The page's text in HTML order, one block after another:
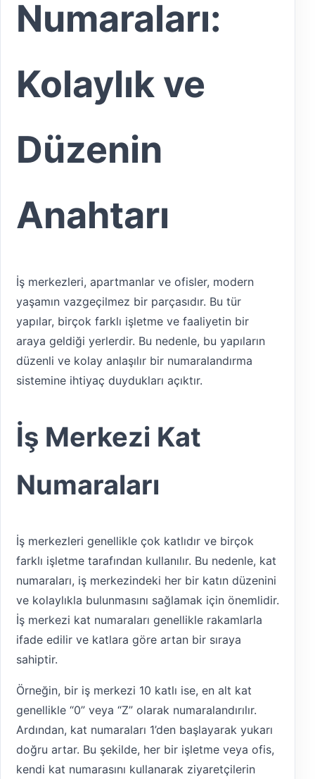
Numaraları:
Kolaylık ve
Düzenin
Anahtarı
İş merkezleri, apartmanlar ve ofisler, modern
yaşamın vazgeçilmez bir parçasıdır. Bu tür
yapılar, birçok farklı işletme ve faaliyetin bir
araya geldiği yerlerdir. Bu nedenle, bu yapıların
düzenli ve kolay anlaşılır bir numaralandırma
sistemine ihtiyaç duydukları açıktır.
İş Merkezi Kat
Numaraları
İş merkezleri genellikle çok katlıdır ve birçok
farklı işletme tarafından kullanılır. Bu nedenle, kat
numaraları, iş merkezindeki her bir katın düzenini
ve kolaylıkla bulunmasını sağlamak için önemlidir.
İş merkezi kat numaraları genellikle rakamlarla
ifade edilir ve katlara göre artan bir sıraya
sahiptir.
Örneğin, bir iş merkezi 10 katlı ise, en alt kat
genellikle “0” veya “Z” olarak numaralandırılır.
Ardından, kat numaraları 1’den başlayarak yukarı
doğru artar. Bu şekilde, her bir işletme veya ofis,
kendi kat numarasını kullanarak ziyaretçilerin